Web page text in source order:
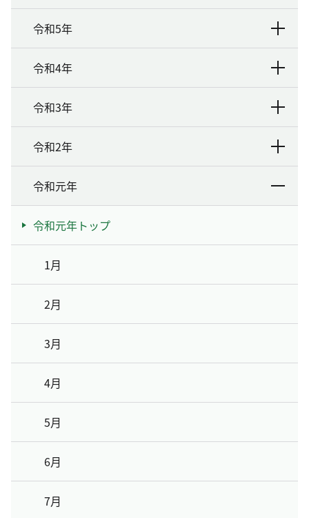
令和5年
令和4年
令和3年
令和2年
令和元年
令和元年トップ
1月
2月
3月
4月
5月
6月
7月